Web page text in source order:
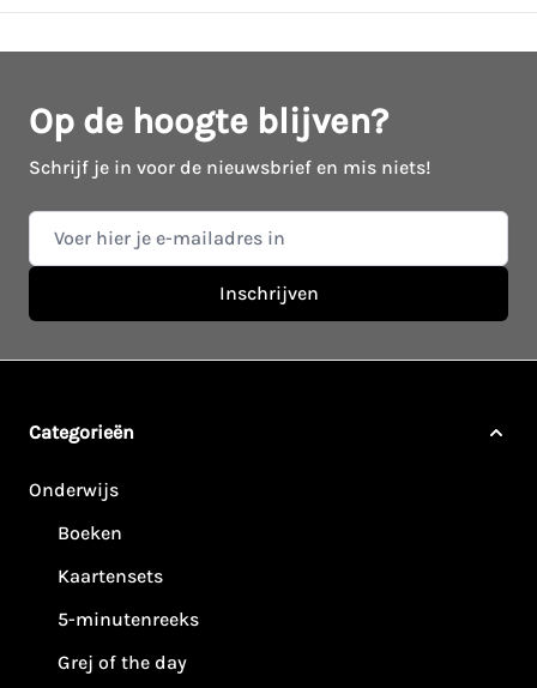
Op de hoogte blijven?
Schrijf je in voor de nieuwsbrief en mis niets!
E-mail adres
Inschrijven
Categorieën
Onderwijs
Boeken
Kaartensets
5-minutenreeks
Grej of the day